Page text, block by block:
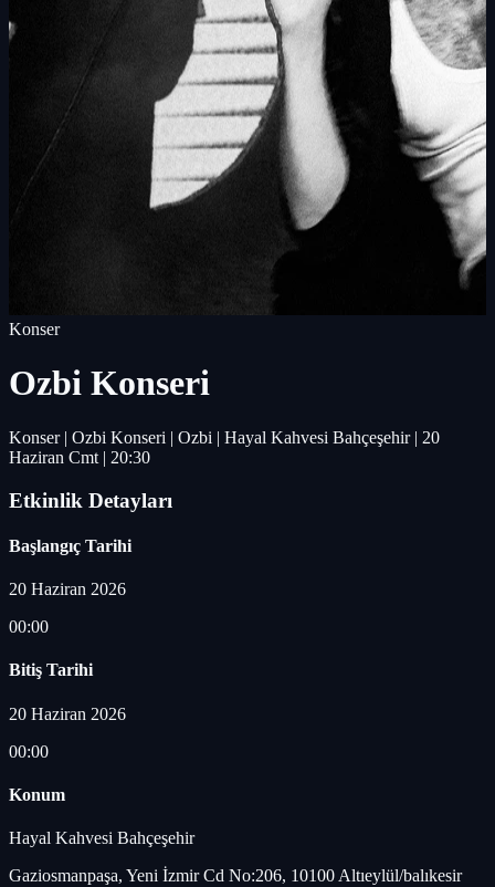
Konser
Ozbi Konseri
Konser | Ozbi Konseri | Ozbi | Hayal Kahvesi Bahçeşehir | 20
Haziran Cmt | 20:30
Etkinlik Detayları
Başlangıç Tarihi
20 Haziran 2026
00:00
Bitiş Tarihi
20 Haziran 2026
00:00
Konum
Hayal Kahvesi Bahçeşehir
Gaziosmanpaşa, Yeni İzmir Cd No:206, 10100 Altıeylül/balıkesir